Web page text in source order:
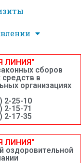
ЛИНИЯ"
сборов
в
организациях
2-25-10
2-15-71
2-17-35
ЛИНИЯ"
оздоровительной